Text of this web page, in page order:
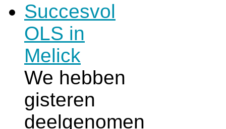
Succesvol
OLS in
Melick
We hebben
gisteren
deelgenomen